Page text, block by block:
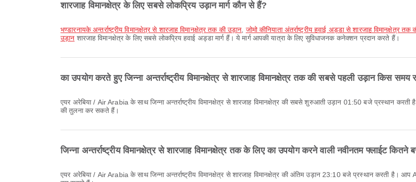
शारजाह विमानक्षेत्र के लिए सबसे लोकप्रिय उड़ान मार्ग कौन से हैं?
भण्डारनायके अन्तर्राष्ट्रीय विमानक्षेत्र से शारजाह विमानक्षेत्र तक की उड़ान जोमो कीनियाता अंतर्राष्ट्रीय हवाई अड्डा से शारजाह विमानक्षेत्र तक
उड़ान शारजाह विमानक्षेत्र के लिए सबसे लोकप्रिय हवाई अड्डा मार्ग हैं। ये मार्ग आपकी यात्रा के लिए सुविधाजनक कनेक्शन प्रदान करते हैं।
का उपयोग करते हुए जिन्ना अन्तर्राष्ट्रीय विमानक्षेत्र से शारजाह विमानक्षेत्र तक की सबसे पहली उड़ान किस समय
एयर अरेबिया / Air Arabia के साथ जिन्ना अन्तर्राष्ट्रीय विमानक्षेत्र से शारजाह विमानक्षेत्र की सबसे शुरुआती उड़ान 01:50 बजे प्रस्थान करती है। आप Airpaz पर यह समय-सारणी देख सकते हैं और अन्य उपलब्ध उड़ानों
की तुलना कर सकते हैं।
जिन्ना अन्तर्राष्ट्रीय विमानक्षेत्र से शारजाह विमानक्षेत्र तक के लिए का उपयोग करने वाली नवीनतम फ्लाईट कितने
एयर अरेबिया / Air Arabia के साथ जिन्ना अन्तर्राष्ट्रीय विमानक्षेत्र से शारजाह विमानक्षेत्र की अंतिम उड़ान 23:10 बजे प्रस्थान करती है। आप Airpaz पर यह समय-सारणी देख सकते हैं और अन्य उपलब्ध उड़ानों की तुलना